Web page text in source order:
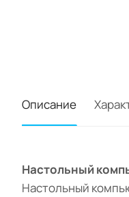
Описание
Настольный
Настольный